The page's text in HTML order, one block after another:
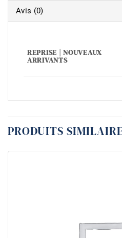
Avis (0)
REPRISE | NOUVEAUX
ARRIVANTS
PRODUITS